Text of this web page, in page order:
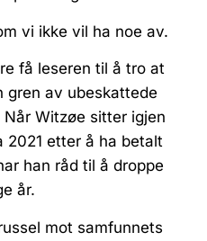
vi ikke vil ha noe av.
få leseren til å tro at
gren av ubeskattede
Witzøe sitter igjen
2021 etter å ha betalt
han råd til å droppe
år.
mot samfunnets